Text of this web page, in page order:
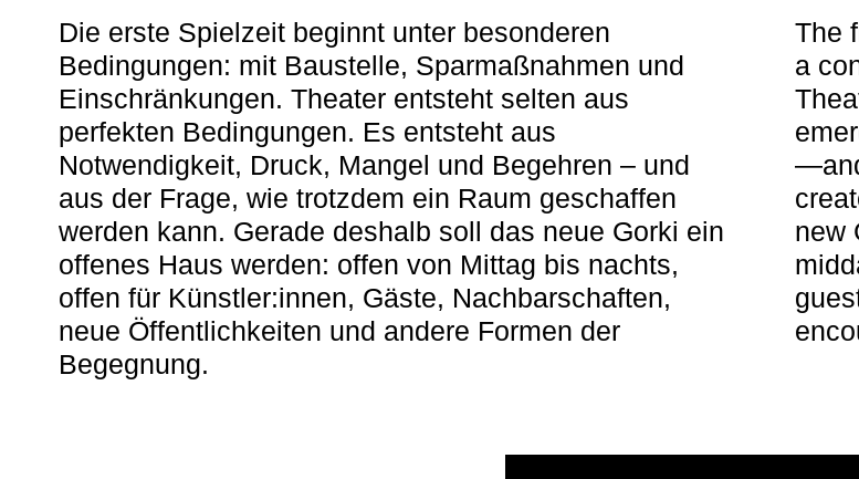
Die erste Spielzeit beginnt unter besonderen
Bedingungen: mit Baustelle, Sparmaßnahmen und
Einschränkungen. Theater entsteht selten aus
perfekten Bedingungen. Es entsteht aus
Notwendigkeit, Druck, Mangel und Begehren – und
aus der Frage, wie trotzdem ein Raum geschaffen
werden kann. Gerade deshalb soll das neue Gorki ein
offenes Haus werden: offen von Mittag bis nachts,
offen für Künstler:innen, Gäste, Nachbarschaften,
neue Öffentlichkeiten und andere Formen der
Begegnung.
The
a
new